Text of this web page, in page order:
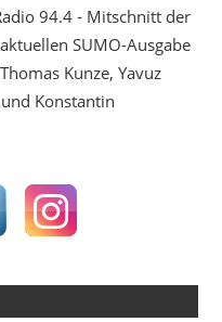
94.4 - Mitschnitt der
SUMO-Ausgabe
Kunze, Yavuz
Konstantin